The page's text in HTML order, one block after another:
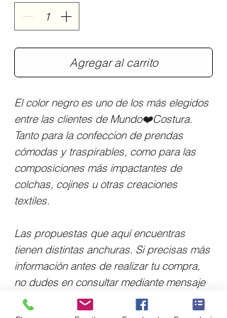
Agregar al carrito
El color negro es uno de los más elegidos
entre las clientes de Mundo❤️Costura.
Tanto para la confeccion de prendas
cómodas y traspirables, como para las
composiciones más impactantes de
colchas, cojines u otras creaciones
textiles.
Las propuestas que aquí encuentras
tienen distintas anchuras. Si precisas más
información antes de realizar tu compra,
no dudes en consultar mediante mensaje
de chat.